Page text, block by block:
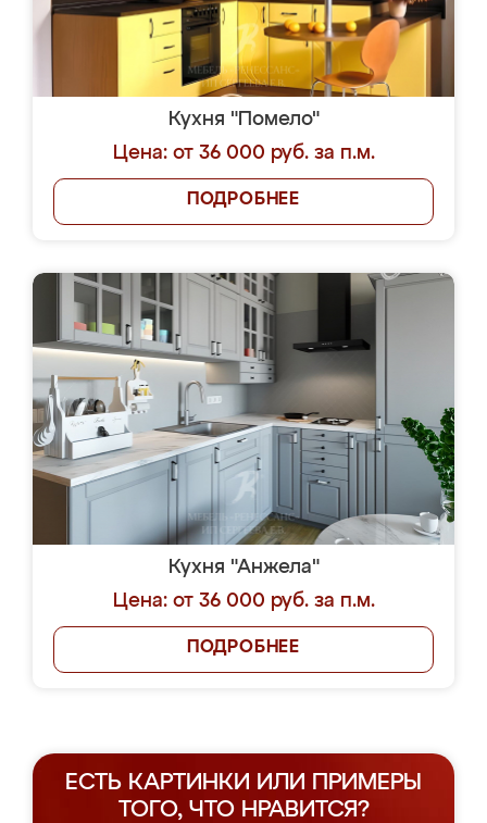
Кухня "Помело"
Цена: от 36 000 руб. за п.м.
ПОДРОБНЕЕ
Кухня "Анжела"
Цена: от 36 000 руб. за п.м.
ПОДРОБНЕЕ
ЕСТЬ КАРТИНКИ ИЛИ ПРИМЕРЫ
ТОГО, ЧТО НРАВИТСЯ?